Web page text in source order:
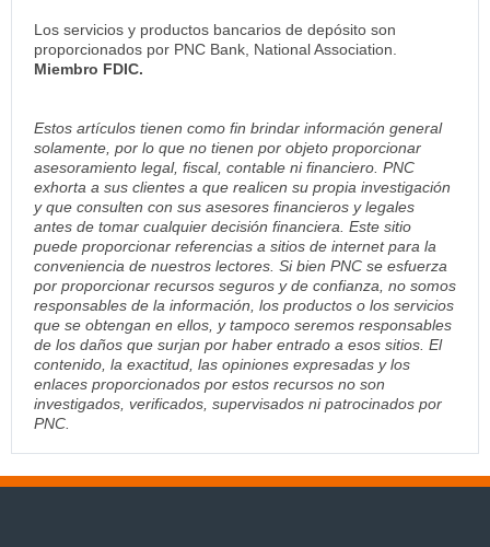
Los servicios y productos bancarios de depósito son
proporcionados por PNC Bank, National Association.
Miembro FDIC.
Estos artículos tienen como fin brindar información general
solamente, por lo que no tienen por objeto proporcionar
asesoramiento legal, fiscal, contable ni financiero. PNC
exhorta a sus clientes a que realicen su propia investigación
y que consulten con sus asesores financieros y legales
antes de tomar cualquier decisión financiera. Este sitio
puede proporcionar referencias a sitios de internet para la
conveniencia de nuestros lectores. Si bien PNC se esfuerza
por proporcionar recursos seguros y de confianza, no somos
responsables de la información, los productos o los servicios
que se obtengan en ellos, y tampoco seremos responsables
de los daños que surjan por haber entrado a esos sitios. El
contenido, la exactitud, las opiniones expresadas y los
enlaces proporcionados por estos recursos no son
investigados, verificados, supervisados ni patrocinados por
PNC.